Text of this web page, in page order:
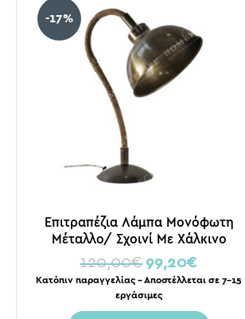
-17%
Επιτραπέζια Λάμπα Μονόφωτη
Μέταλλο/ Σχοινί Με Χάλκινο
Καπέλο Υ45
120,00€ 99,20€
Κατόπιν παραγγελίας – Αποστέλλεται σε 7-15
εργάσιμες